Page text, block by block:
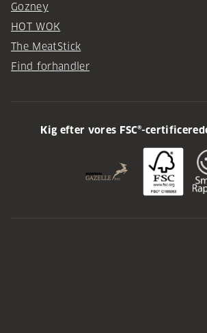
Gozney
HOT WOK
The MeatStick
Find forhandler
Kig efter vores FSC®-